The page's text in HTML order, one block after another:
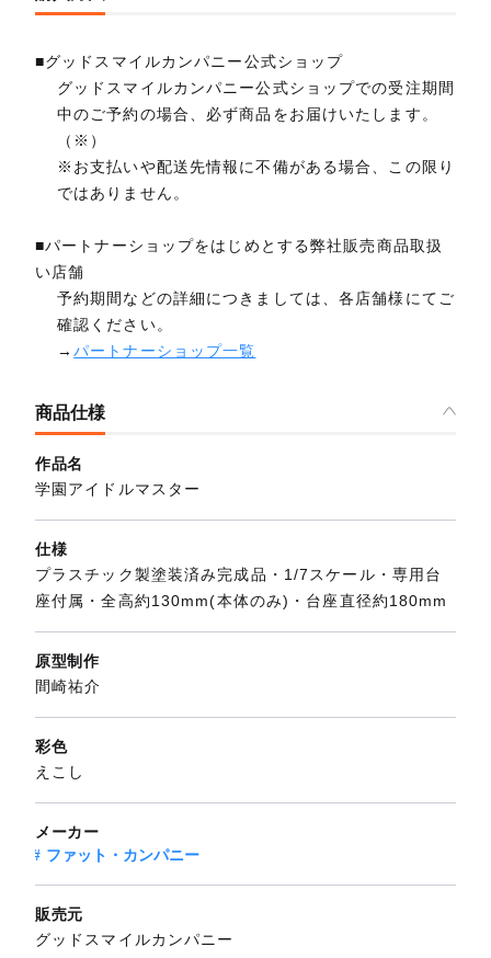
■グッドスマイルカンパニー公式ショップ
グッドスマイルカンパニー公式ショップでの受注期間
中のご予約の場合、必ず商品をお届けいたします。
（※）
※お支払いや配送先情報に不備がある場合、この限り
ではありません。
■パートナーショップをはじめとする弊社販売商品取扱
い店舗
予約期間などの詳細につきましては、各店舗様にてご
確認ください。
→パートナーショップ一覧
商品仕様
作品名
学園アイドルマスター
仕様
プラスチック製塗装済み完成品・1/7スケール・専用台
座付属・全高約130mm(本体のみ)・台座直径約180mm
原型制作
間崎祐介
彩色
えこし
メーカー
ファット・カンパニー
販売元
グッドスマイルカンパニー